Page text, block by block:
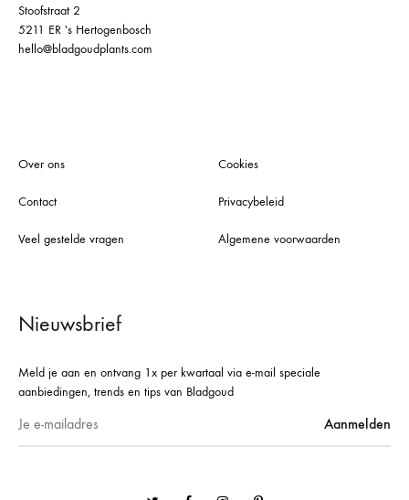
Stoofstraat 2
5211 ER 's Hertogenbosch
hello@bladgoudplants.com
Over ons
Contact
Veel gestelde vragen
Cookies
Privacybeleid
Algemene voorwaarden
Nieuwsbrief
Meld je aan en ontvang 1x per kwartaal via e-mail speciale
aanbiedingen, trends en tips van Bladgoud